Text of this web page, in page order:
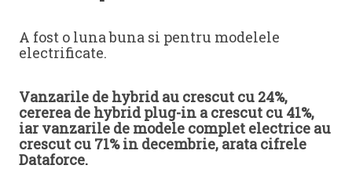
A fost o luna buna si pentru modelele
electrificate.
Vanzarile de hybrid au crescut cu 24%,
cererea de hybrid plug-in a crescut cu 41%,
iar vanzarile de modele complet electrice au
crescut cu 71% in decembrie, arata cifrele
Dataforce.